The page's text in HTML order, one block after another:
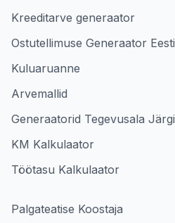
Kreeditarve generaator
Ostutellimuse Generaator Eesti
Kuluaruanne
Arvemallid
Generaatorid Tegevusala Järgi
KM Kalkulaator
Töötasu Kalkulaator
Palgateatise Koostaja